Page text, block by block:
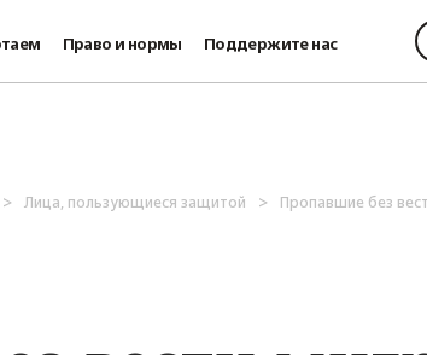
Право и нормы Поддержите нас
Лица, пользующиеся защитой
Пропавшие без